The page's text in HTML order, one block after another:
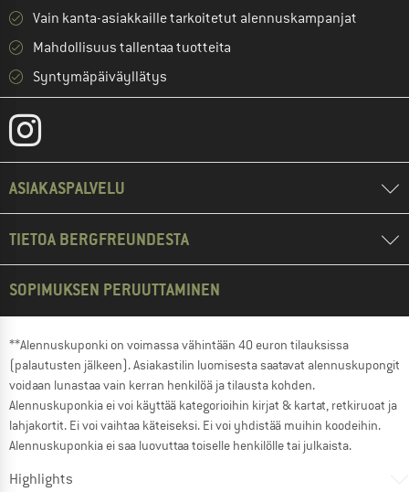
Vain kanta-asiakkaille tarkoitetut alennuskampanjat
Mahdollisuus tallentaa tuotteita
Syntymäpäiväyllätys
ASIAKASPALVELU
TIETOA BERGFREUNDESTA
SOPIMUKSEN PERUUTTAMINEN
**Alennuskuponki on voimassa vähintään 40 euron tilauksissa
(palautusten jälkeen). Asiakastilin luomisesta saatavat alennuskupongit
voidaan lunastaa vain kerran henkilöä ja tilausta kohden.
Alennuskuponkia ei voi käyttää kategorioihin kirjat & kartat, retkiruoat ja
lahjakortit. Ei voi vaihtaa käteiseksi. Ei voi yhdistää muihin koodeihin.
Alennuskuponkia ei saa luovuttaa toiselle henkilölle tai julkaista.
Highlights